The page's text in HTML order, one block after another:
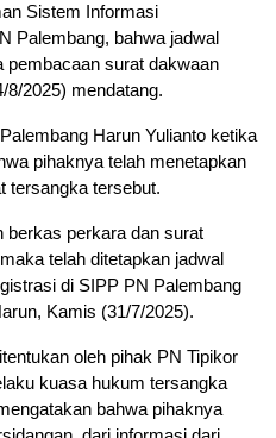
Sistem Informasi
Palembang, bahwa jadwal
pembacaan surat dakwaan
8/2025) mendatang.
Harun Yulianto ketika
pihaknya telah menetapkan
tersangka tersebut.
berkas perkara dan surat
telah ditetapkan jadwal
di SIPP PN Palembang
Kamis (31/7/2025).
oleh pihak PN Tipikor
kuasa hukum tersangka
bahwa pihaknya